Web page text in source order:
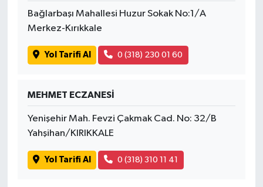
Bağlarbaşı Mahallesi Huzur Sokak No:1/A
Merkez-Kırıkkale
Yol Tarifi Al 0 (318) 230 01 60
MEHMET ECZANESİ
Yenişehir Mah. Fevzi Çakmak Cad. No: 32/B
Yahşihan/KIRIKKALE
Yol Tarifi Al 0 (318) 310 11 41